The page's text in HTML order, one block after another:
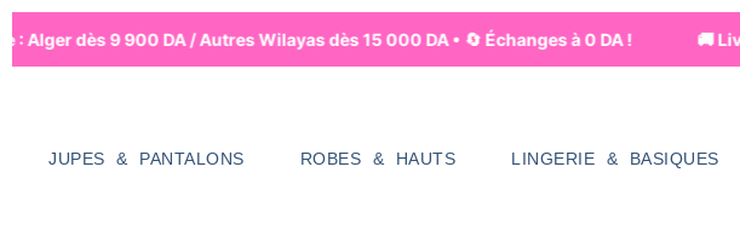
dès 9 900 DA / Autres Wilayas dès 15 000 DA • 🔄 Échanges à 0 DA ! 🚚
JUPES & PANTALONS ROBES & HAUTS LINGERIE & BASIQUES